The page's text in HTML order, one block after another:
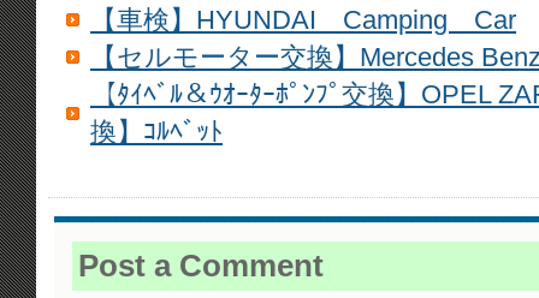
【車検】HYUNDAI Camping Car
【セルモーター交換】Mercedes
【ﾀｲﾍﾞﾙ＆ｳｵｰﾀｰﾎﾟﾝﾌﾟ交換】OPEL
換】ｺﾙﾍﾞｯﾄ
Post a Comment